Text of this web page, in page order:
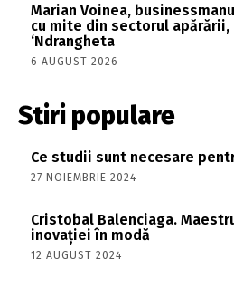
Marian Voinea,
cu mite din sectorul apărării,
‘Ndrangheta
6 AUGUST 2026
Stiri populare
Ce studii sunt necesare
27 NOIEMBRIE 2024
Cristobal Balenciaga.
inovației în modă
12 AUGUST 2024